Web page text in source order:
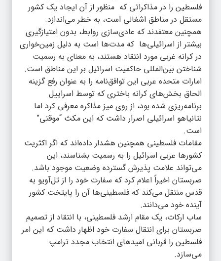
فلسطین را در مذاکراتی که منظور از آن ایجاد یک کشور
مستقل در مناطق اشغالی است، به خطر می‌اندازد.
همچنین معتفدند که عادی‌سازی روابط، بدون امتیازگیری
بیشتر از اسرائیلی‌ها که مدت‌ها است به دلیل زمین‌خواری
در کرانه غربی مورد انتقاد هستند، به معنای به رسمیت
شناختن بین‌المللی حاکمیت اسرائیل بر این مناطق است.
امارات متحده عربی این توافق‌نامه را به عنوان رفع گزینه
الحاق بخش‌های کرانه باختری که توسط اسراییل
برنامه‌ریزی شده بود، از روی میز مذاکره معرفی کرد اما
نتانیاهو اسرائیلی اصرار داشت که این مکث “موقتی”
است.
مقامات فلسطینی همچنین هشدار داده‌اند که اگر اکثریت
کشورها عربی اسرائیل را به رسمیت بشناسند، این
می‌تواند علامت پذیرش گسترده وضعیت موجود باشد.
صربستان اخیراً اعلام کرد که سفارت خود را از تل‌آویو به
قدس منتقل می‌کند که فلسطینی‌ها آن را پایتخت کشور
آینده خود می‌دانند.
ساب ارکات، یک مقام ارشد فلسطینی، با انتقاد از تصمیم
صربستان برای انتقال سفارت خود اظهار داشت که این امر
فلسطین را قربانی امیدهای انتخاب مجدد ترامپ
می‌سازد.